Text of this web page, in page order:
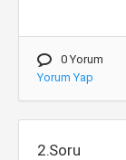
0 Yorum
Yorum Yap
2.Soru